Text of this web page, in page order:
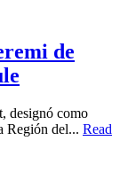
de
designó como
Región del... Read